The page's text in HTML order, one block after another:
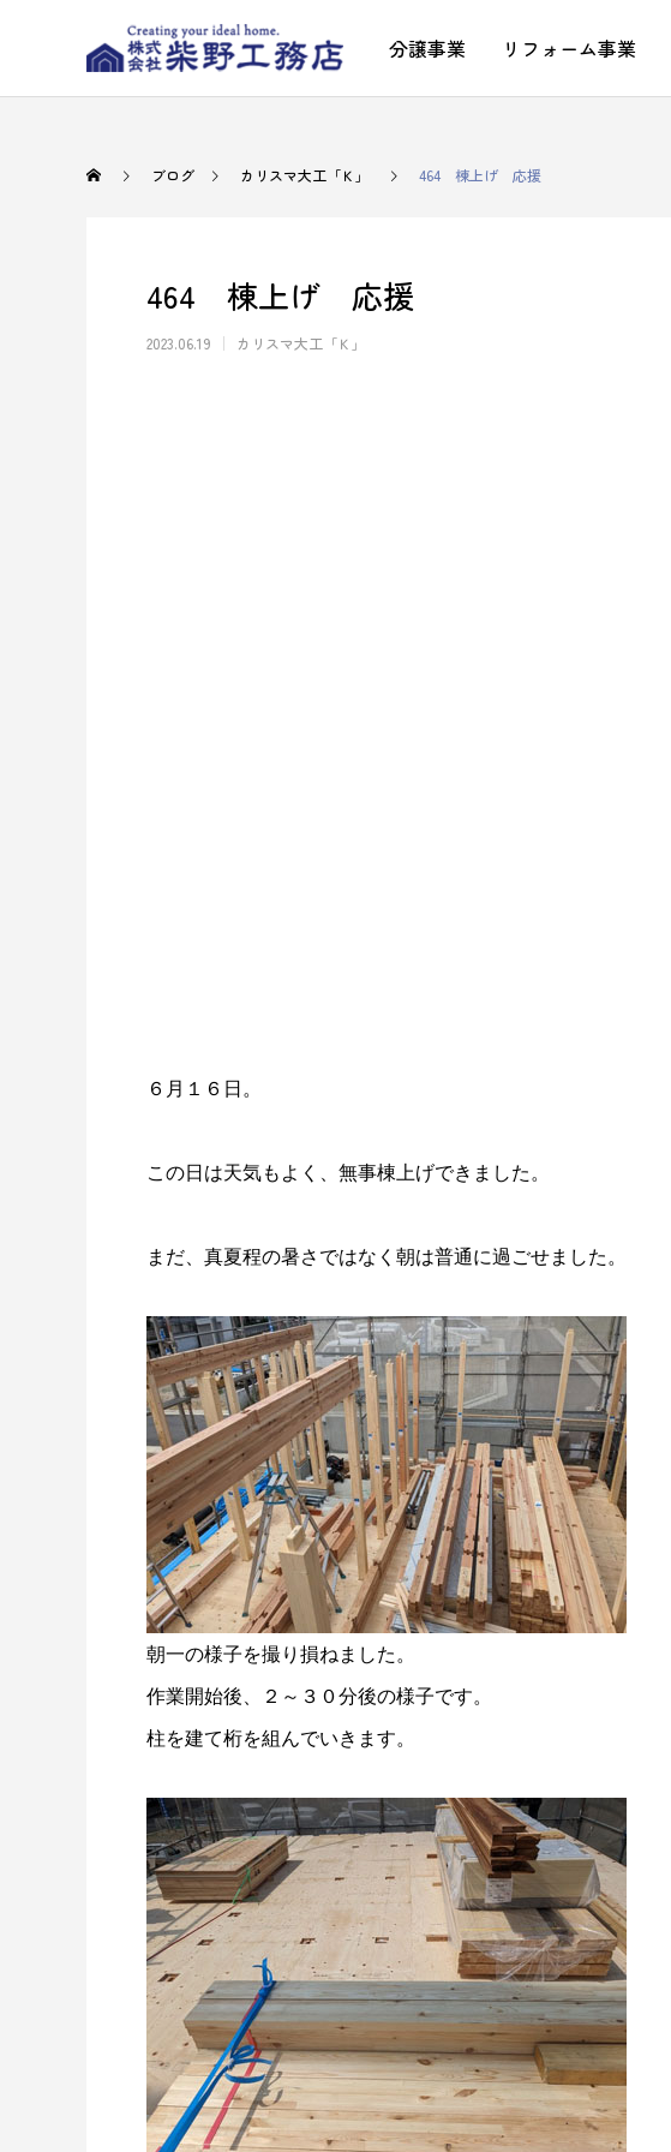
分譲事業 リフォーム事業
ブログ カリスマ大工「Ｋ」 464 棟上げ 応援
464 棟上げ 応援
2023.06.19 カリスマ大工「Ｋ」
６月１６日。
この日は天気もよく、無事棟上げできました。
まだ、真夏程の暑さではなく朝は普通に過ごせました。
朝一の様子を撮り損ねました。
作業開始後、２～３０分後の様子です。
柱を建て桁を組んでいきます。